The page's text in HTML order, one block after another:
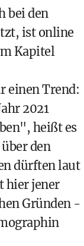
bei den
ist online
Kapitel
einen Trend:
2021
heißt es
den
dürften laut
hier jener
Gründen -